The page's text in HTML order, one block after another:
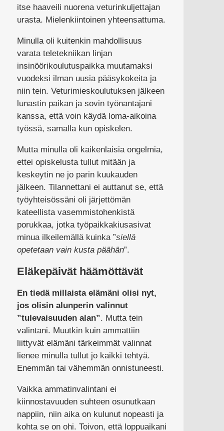
itse haaveili nuorena veturinkuljettajan
urasta. Mielenkiintoinen yhteensattuma.
Minulla oli kuitenkin mahdollisuus
varata teletekniikan linjan
insinöörikoulutuspaikka muutamaksi
vuodeksi ilman uusia pääsykokeita ja
niin tein. Veturimieskoulutuksen jälkeen
lunastin paikan ja sovin työnantajani
kanssa, että voin käydä loma-aikoina
työssä, samalla kun opiskelen.
Mutta minulla oli kaikenlaisia ongelmia,
ettei opiskelusta tullut mitään ja
keskeytin ne jo parin kuukauden
jälkeen. Tilannettani ei auttanut se, että
työyhteisössäni oli järjettömän
kateellista vasemmistohenkistä
porukkaa, jotka työpaikkakiusasivat
minua ilkeilemällä kuinka ”siellä
opetetaan vain kusta päähän”.
Eläkepäivät häämöttävät
En tiedä millaista elämäni olisi nyt,
jos olisin alunperin valinnut
”tulevaisuuden alan”. Mutta tein
valintani. Muutkin kuin ammattiin
liittyvät elämäni tärkeimmät valinnat
lienee minulla tullut jo kaikki tehtyä.
Enemmän tai vähemmän onnistuneesti.
Vaikka ammatinvalintani ei
kiinnostavuuden suhteen osunutkaan
nappiin, niin aika on kulunut nopeasti ja
kohta se on ohi. Toivon, että loppuaikani